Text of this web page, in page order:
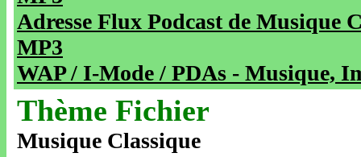
Adresse Flux Podcast de Musique
MP3
WAP / I-Mode / PDAs - Musique,
Thème Fichier
Musique Classique